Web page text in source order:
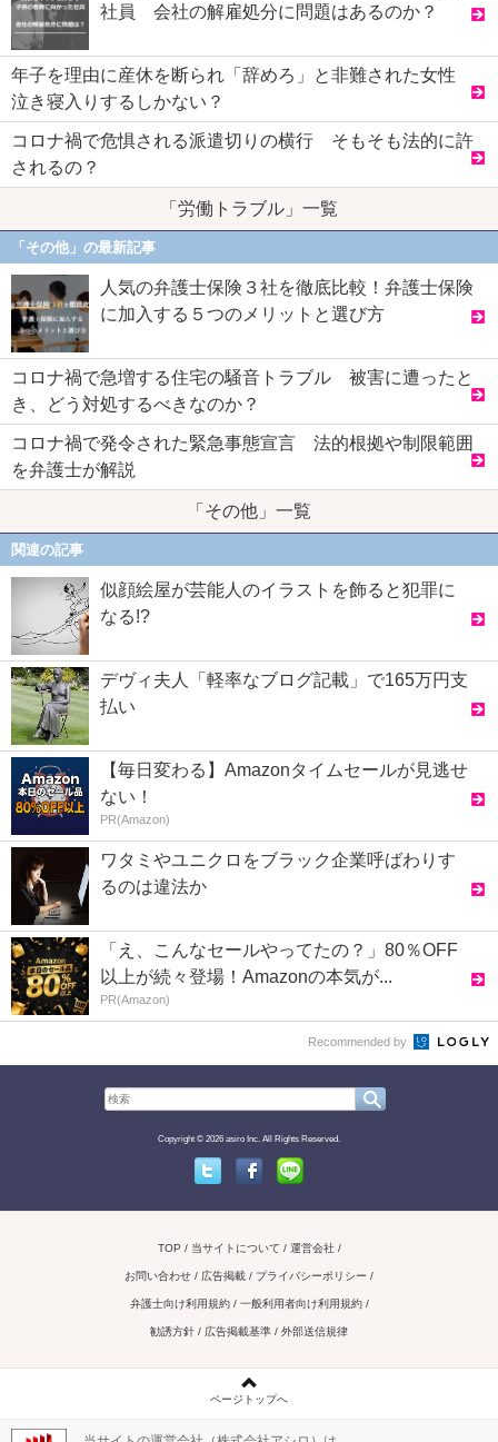
社員 会社の解雇処分に問題はあるのか？
年子を理由に産休を断られ「辞めろ」と非難された女性
泣き寝入りするしかない？
コロナ禍で危惧される派遣切りの横行 そもそも法的に許
されるの？
「労働トラブル」一覧
「その他」の最新記事
人気の弁護士保険３社を徹底比較！弁護士保険
に加入する５つのメリットと選び方
コロナ禍で急増する住宅の騒音トラブル 被害に遭ったと
き、どう対処するべきなのか？
コロナ禍で発令された緊急事態宣言 法的根拠や制限範囲
を弁護士が解説
「その他」一覧
関連の記事
似顔絵屋が芸能人のイラストを飾ると犯罪に
なる!?
デヴィ夫人「軽率なブログ記載」で165万円支
払い
【毎日変わる】Amazonタイムセールが見逃せ
ない！
PR(Amazon)
ワタミやユニクロをブラック企業呼ばわりす
るのは違法か
「え、こんなセールやってたの？」80％OFF
以上が続々登場！Amazonの本気が...
PR(Amazon)
Recommended by
Copyright © 2026 asiro Inc. All Rights Reserved.
TOP 当サイトについて 運営会社
お問い合わせ / 広告掲載 プライバシーポリシー
弁護士向け利用規約 一般利用者向け利用規約
勧誘方針 広告掲載基準 外部送信規律
ページトップへ